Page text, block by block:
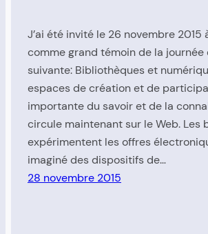
J’ai été invité le 26 novembre 2015
comme grand témoin de la journée
suivante: Bibliothèques et
espaces de création et de
importante du savoir et de la
circule maintenant sur le Web. Les
expérimentent les offres
imaginé des dispositifs de…
28 novembre 2015